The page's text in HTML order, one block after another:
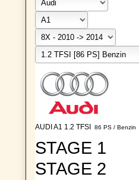
AUDI A1 1.2 TFSI 86 PS / Benzin
STAGE 1
STAGE 2